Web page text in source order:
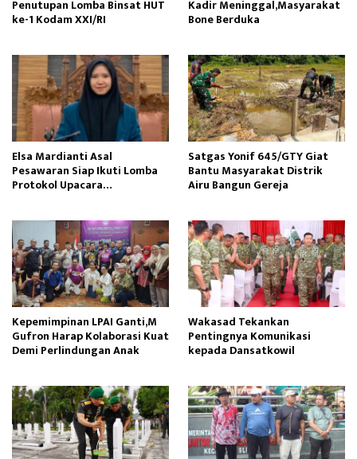
Penutupan Lomba Binsat HUT
ke-1 Kodam XXI/RI
Kadir Meninggal,Masyarakat
Bone Berduka
Elsa Mardianti Asal
Pesawaran Siap Ikuti Lomba
Protokol Upacara
Satgas Yonif 645/GTY Giat
Bantu Masyarakat Distrik
Airu Bangun Gereja ‎
Kepemimpinan LPAI Ganti,M
Gufron Harap Kolaborasi Kuat
Demi Perlindungan Anak
Wakasad Tekankan
Pentingnya Komunikasi
kepada Dansatkowil